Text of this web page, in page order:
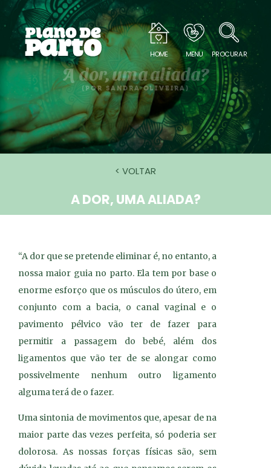
HOME MENU PROCURAR
A dor, uma aliada?
(POR SANDRA OLIVEIRA)
< VOLTAR
A DOR, UMA ALIADA?
“A dor que se pretende eliminar é, no entanto, a
nossa maior guia no parto. Ela tem por base o
enorme esforço que os músculos do útero, em
conjunto com a bacia, o canal vaginal e o
pavimento pélvico vão ter de fazer para
permitir a passagem do bebé, além dos
ligamentos que vão ter de se alongar como
possivelmente nenhum outro ligamento
alguma terá de o fazer.
Uma sintonia de movimentos que, apesar de na
maior parte das vezes perfeita, só poderia ser
dolorosa. As nossas forças físicas são, sem